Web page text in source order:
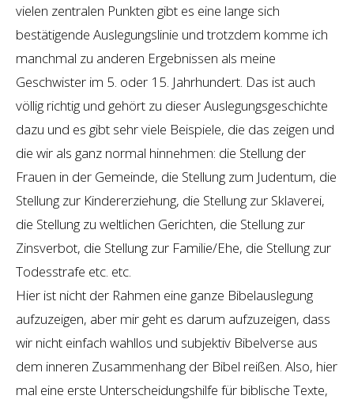
vielen zentralen Punkten gibt es eine lange sich
bestätigende Auslegungslinie und trotzdem komme ich
manchmal zu anderen Ergebnissen als meine
Geschwister im 5. oder 15. Jahrhundert. Das ist auch
völlig richtig und gehört zu dieser Auslegungsgeschichte
dazu und es gibt sehr viele Beispiele, die das zeigen und
die wir als ganz normal hinnehmen: die Stellung der
Frauen in der Gemeinde, die Stellung zum Judentum, die
Stellung zur Kindererziehung, die Stellung zur Sklaverei,
die Stellung zu weltlichen Gerichten, die Stellung zur
Zinsverbot, die Stellung zur Familie/Ehe, die Stellung zur
Todesstrafe etc. etc.
Hier ist nicht der Rahmen eine ganze Bibelauslegung
aufzuzeigen, aber mir geht es darum aufzuzeigen, dass
wir nicht einfach wahllos und subjektiv Bibelverse aus
dem inneren Zusammenhang der Bibel reißen. Also, hier
mal eine erste Unterscheidungshilfe für biblische Texte,